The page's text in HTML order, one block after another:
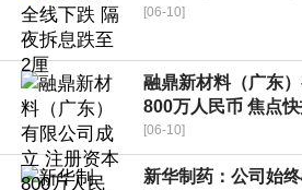
[06-10]
融鼎新材料（广东
800万人民币 焦点快
[06-10]
新华制药：公司始